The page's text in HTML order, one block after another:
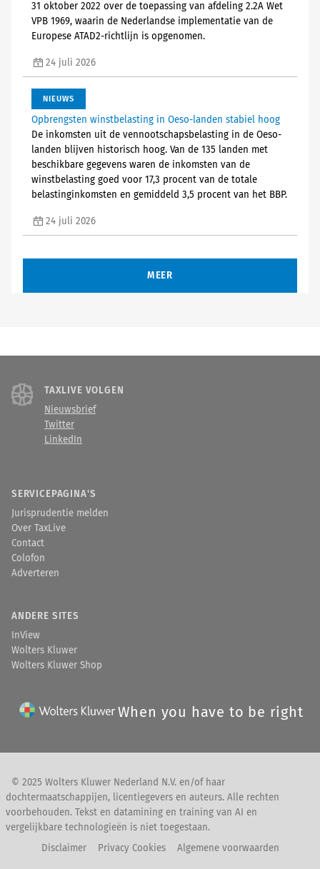
31 oktober 2022 over de toepassing van afdeling 2.2A Wet
VPB 1969, waarin de Nederlandse implementatie van de
Europese ATAD2-richtlijn is opgenomen.
24 juli 2026
NIEUWS
Opbrengsten winstbelasting in Oeso-landen stabiel hoog
De inkomsten uit de vennootschapsbelasting in de Oeso-
landen blijven historisch hoog. Van de 135 landen met
beschikbare gegevens waren de inkomsten van de
winstbelasting goed voor 17,3 procent van de totale
belastinginkomsten en gemiddeld 3,5 procent van het BBP.
24 juli 2026
MEER
TAXLIVE VOLGEN
Nieuwsbrief
Twitter
LinkedIn
SERVICEPAGINA'S
Jurisprudentie melden
Over TaxLive
Contact
Colofon
Adverteren
ANDERE SITES
InView
Wolters Kluwer
Wolters Kluwer Shop
When you have to be right
© 2025 Wolters Kluwer Nederland N.V. en/of haar
dochtermaatschappijen, licentiegevers en auteurs. Alle rechten
voorbehouden. Tekst en datamining en training van AI en
vergelijkbare technologieën is niet toegestaan.
Disclaimer
Privacy Cookies Algemene voorwaarden